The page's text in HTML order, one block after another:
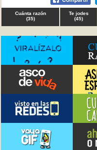
Cuánta razón
(35)
Te jodes
(45)